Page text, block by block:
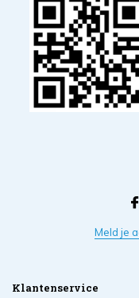
Meld je
Klantenservice